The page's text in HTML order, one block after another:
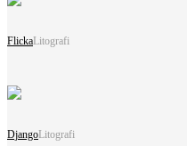
FlickaLitografi
DjangoLitografi